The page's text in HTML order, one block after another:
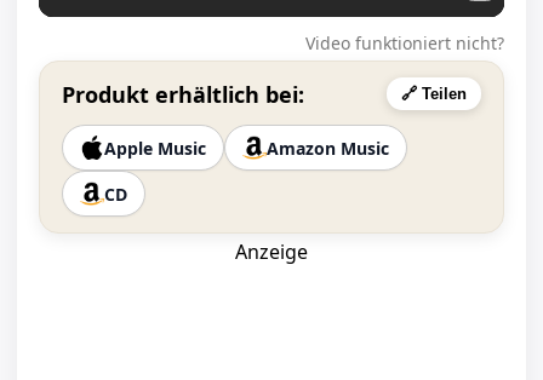
Video funktioniert nicht?
Produkt erhältlich bei: 🔗 Teilen
Apple Music
Amazon Music
CD
Anzeige